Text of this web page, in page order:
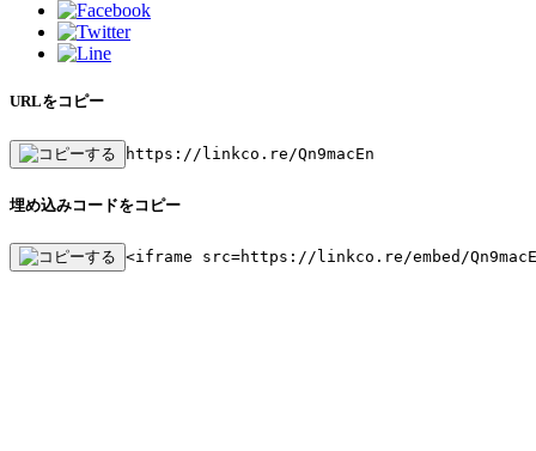
URLをコピー
https://linkco.re/Qn9macEn
埋め込みコードをコピー
<iframe src=https://linkco.re/embed/